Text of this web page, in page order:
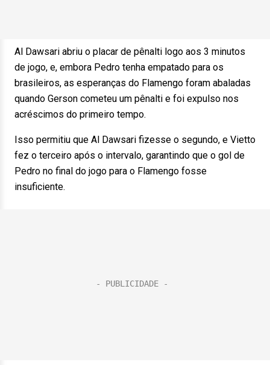
Al Dawsari abriu o placar de pênalti logo aos 3 minutos
de jogo, e, embora Pedro tenha empatado para os
brasileiros, as esperanças do Flamengo foram abaladas
quando Gerson cometeu um pênalti e foi expulso nos
acréscimos do primeiro tempo.
Isso permitiu que Al Dawsari fizesse o segundo, e Vietto
fez o terceiro após o intervalo, garantindo que o gol de
Pedro no final do jogo para o Flamengo fosse
insuficiente.